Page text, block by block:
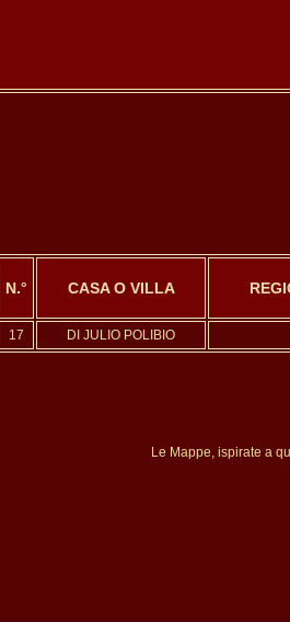
N.° CASA O VILLA
17 DI JULIO POLIBIO
Le Mappe, ispirate a